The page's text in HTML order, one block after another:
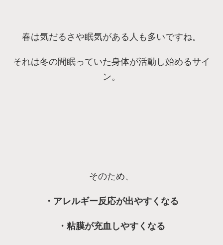
春は気だるさや眠気がある人も多いですね。
それは冬の間眠っていた身体が活動し始めるサイ
ン。
そのため、
・アレルギー反応が出やすくなる
・粘膜が充血しやすくなる